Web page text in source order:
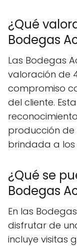
¿Qué
Bodegas
Las Bodegas
valoración de
compromiso
del cliente.
producción de
brindada a los
¿Qué se
Bodegas
En las
disfrutar de
incluye visitas